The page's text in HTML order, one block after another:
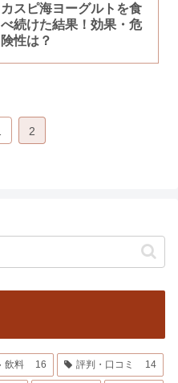
カスピ海ヨーグルトを食
べ続けた結果！効果・危
険性は？
2
飲料 16 評判・口コミ 14